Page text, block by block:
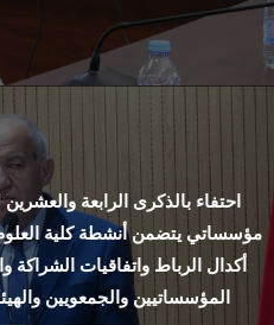
احتفاء بالذكرى الرابعة
مؤسساتي يتضمن أنشطة كلية العلوم
أكدال الرباط واتفاقيات الشراكة
المؤسساتيين والجمعويين